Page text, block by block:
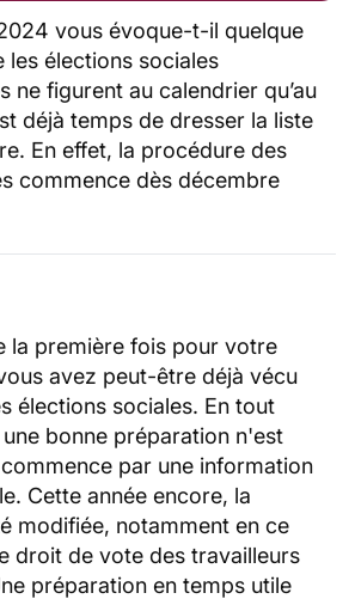
vous évoque-t-il quelque
les élections sociales
ne figurent au calendrier qu’au
déjà temps de dresser la liste
En effet, la procédure des
commence dès décembre
la première fois pour votre
avez peut-être déjà vécu
élections sociales. En tout
bonne préparation n'est
par une information
Cette année encore, la
modifiée, notamment en ce
droit de vote des travailleurs
préparation en temps utile